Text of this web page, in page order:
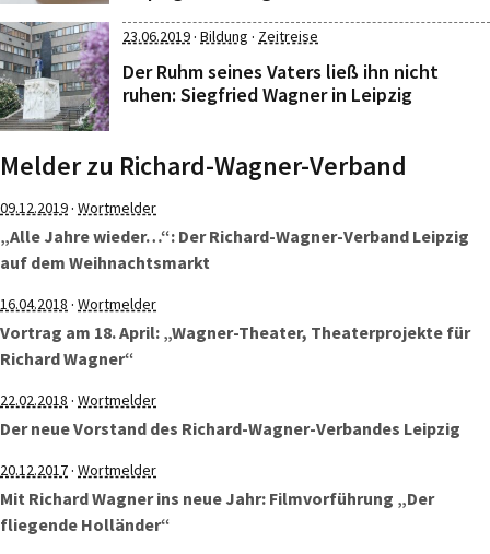
23.06.2019· Bildung · Zeitreise
Der Ruhm seines Vaters ließ ihn nicht
ruhen: Siegfried Wagner in Leipzig
Melder zu Richard-Wagner-Verband
09.12.2019· Wortmelder
„Alle Jahre wieder…“: Der Richard-Wagner-Verband Leipzig
auf dem Weihnachtsmarkt
16.04.2018 · Wortmelder
Vortrag am 18. April: „Wagner-Theater, Theaterprojekte für
Richard Wagner“
22.02.2018 · Wortmelder
Der neue Vorstand des Richard-Wagner-Verbandes Leipzig
20.12.2017· Wortmelder
Mit Richard Wagner ins neue Jahr: Filmvorführung „Der
fliegende Holländer“